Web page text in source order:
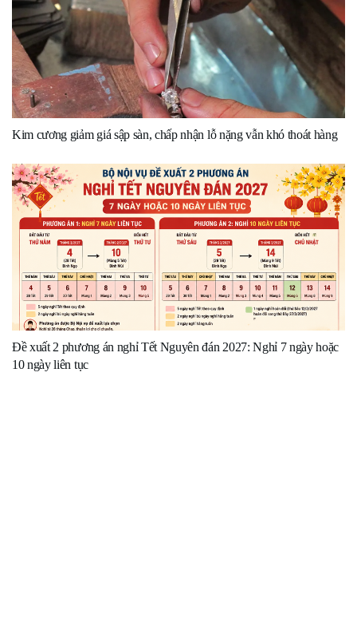
Kim cương giảm giá sập sàn, chấp nhận lỗ nặng vẫn khó thoát hàng
Đề xuất 2 phương án nghỉ Tết Nguyên đán 2027: Nghỉ 7 ngày hoặc
10 ngày liên tục